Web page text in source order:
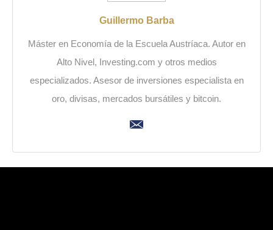
Guillermo Barba
Máster en Economía de la Escuela Austríaca. Autor en
Alto Nivel, Investing.com y otros medios
especializados. Asesor de inversiones especialista en
oro, divisas, mercados bursátiles y bitcoin.